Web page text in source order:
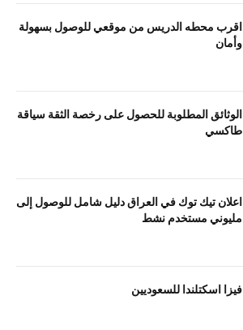
اقرب محطه الدريس من موقعي للوصول بسهولة
وأمان
الوثائق المطلوبة للحصول على رخصة الثقة سياقة
طاكسي
اعلان تيك توك في العراق دليل شامل للوصول إلى
مليوني مستخدم نشط
فيزا اسكتلندا للسعوديين